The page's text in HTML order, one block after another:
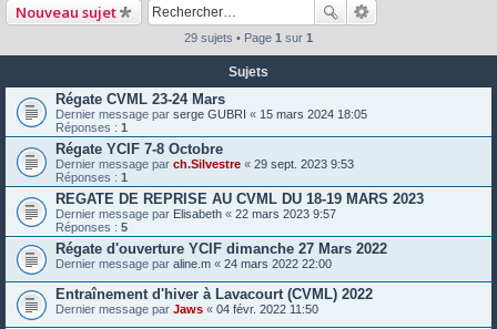
Nouveau sujet
29 sujets • Page 1 sur 1
Sujets
Régate CVML 23-24 Mars
Dernier message par serge GUBRI « 15 mars 2024 18:05
Réponses : 1
Régate YCIF 7-8 Octobre
Dernier message par ch.Silvestre « 29 sept. 2023 9:53
Réponses : 1
REGATE DE REPRISE AU CVML DU 18-19 MARS 2023
Dernier message par Elisabeth « 22 mars 2023 9:57
Réponses : 5
Régate d'ouverture YCIF dimanche 27 Mars 2022
Dernier message par aline.m « 24 mars 2022 22:00
Entraînement d'hiver à Lavacourt (CVML) 2022
Dernier message par Jaws « 04 févr. 2022 11:50